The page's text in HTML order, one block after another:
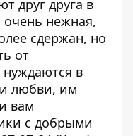
друг друга в
нежная,
сдержан, но
от
в
любви, им
вам
с добрыми